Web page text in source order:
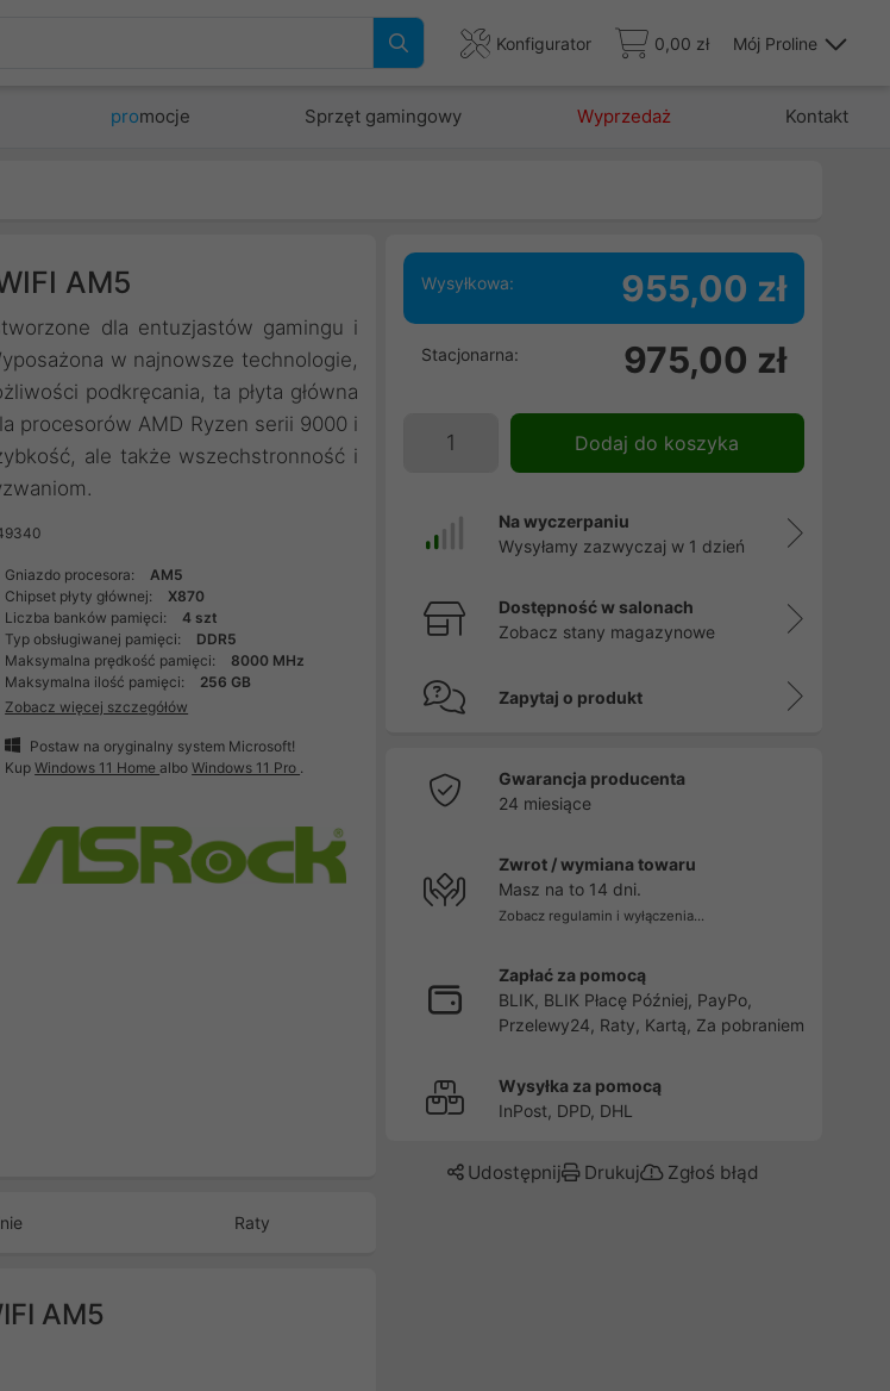
Konfigurator 0,00 zł Mój Proline
promocje Sprzęt gamingowy Wyprzedaż Kontakt
AM5
dla entuzjastów gamingu i
w najnowsze technologie,
podkręcania, ta płyta główna
procesorów AMD Ryzen serii 9000 i
ale także wszechstronność i
Gniazdo procesora:
AM5
Chipset płyty głównej:
X870
Liczba banków pamięci:
4 szt
Typ obsługiwanej pamięci:
DDR5
Maksymalna prędkość pamięci:
8000 MHz
Maksymalna ilość pamięci:
256 GB
Zobacz więcej szczegółów
Postaw na oryginalny system Microsoft!
KupWindows 11 HomealboWindows 11 Pro .
Raty
AM5
Wysyłkowa: 955,00 zł
Stacjonarna: 975,00 zł
Dodaj do koszyka
Na wyczerpaniu
Wysyłamy zazwyczaj w 1 dzień
Dostępność w salonach
Zobacz stany magazynowe
Zapytaj o produkt
Gwarancja producenta
24 miesiące
Zwrot / wymiana towaru
Masz na to 14 dni.
Zobacz regulamin i wyłączenia...
Zapłać za pomocą
BLIK, BLIK Płacę Później, PayPo,
Przelewy24, Raty, Kartą, Za pobraniem
Wysyłka za pomocą
InPost, DPD, DHL
Udostępnij Drukuj Zgłoś błąd